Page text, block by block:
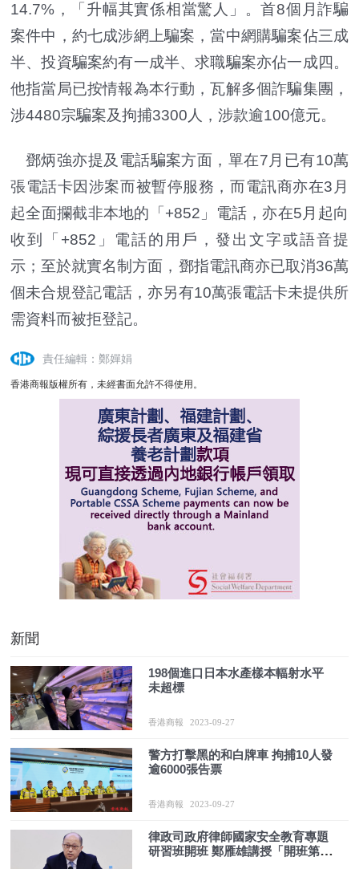
14.7%，「升幅其實係相當驚人」。首8個月詐騙
案件中，約七成涉網上騙案，當中網購騙案佔三成
半、投資騙案約有一成半、求職騙案亦佔一成四。
他指當局已按情報為本行動，瓦解多個詐騙集團，
涉4480宗騙案及拘捕3300人，涉款逾100億元。
鄧炳強亦提及電話騙案方面，單在7月已有10萬
張電話卡因涉案而被暫停服務，而電訊商亦在3月
起全面攔截非本地的「+852」電話，亦在5月起向
收到「+852」電話的用戶，發出文字或語音提
示；至於就實名制方面，鄧指電訊商亦已取消36萬
個未合規登記電話，亦另有10萬張電話卡未提供所
需資料而被拒登記。
責任編輯：鄭嬋娟
香港商報版權所有，未經書面允許不得使用。
新聞
198個進口日本水產樣本輻射水平
未超標
香港商報 2023-09-27
警方打擊黑的和白牌車 拘捕10人發
逾6000張告票
香港商報 2023-09-27
律政司政府律師國家安全教育專題
研習班開班 鄭雁雄講授「開班第一